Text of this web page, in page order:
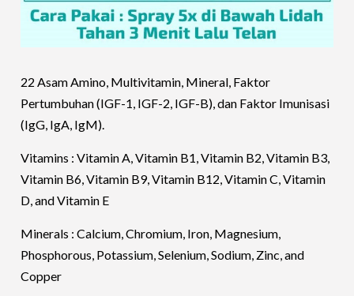
22 Asam Amino, Multivitamin, Mineral, Faktor
Pertumbuhan (IGF-1, IGF-2, IGF-B), dan Faktor Imunisasi
(IgG, IgA, IgM).
Vitamins : Vitamin A, Vitamin B1, Vitamin B2, Vitamin B3,
Vitamin B6, Vitamin B9, Vitamin B12, Vitamin C, Vitamin
D, and Vitamin E
Minerals : Calcium, Chromium, Iron, Magnesium,
Phosphorous, Potassium, Selenium, Sodium, Zinc, and
Copper